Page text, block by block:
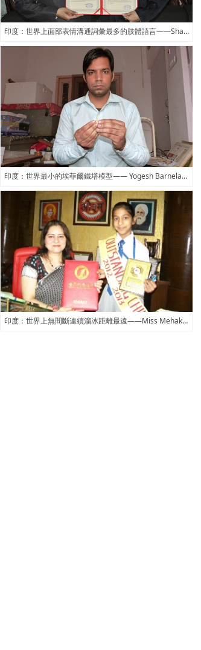
印度：世界上面部表情溝通詞彙最多的肢體語言——Sharad Gandhi發明的一種肢體語言
印度：世界最小的埃菲爾鐵塔模型—— Yogesh Barnela製作的埃菲爾鐵塔模型
印度：世界上無間斷連續溜冰距離最遠——Miss Mehak Gupta